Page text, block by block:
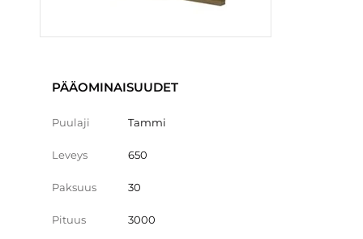
PÄÄOMINAISUUDET
Puulaji Tammi
Leveys 650
Paksuus 30
Pituus 3000